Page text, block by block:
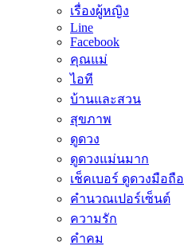
เรื่องผู้หญิง
Line
Facebook
คุณแม่
ไอที
บ้านและสวน
สุขภาพ
ดูดวง
ดูดวงแม่นมาก
เช็คเบอร์ ดูดวงมือถือ
คำนวณเปอร์เซ็นต์
ความรัก
คำคม